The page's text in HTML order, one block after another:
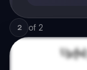
2 of 2